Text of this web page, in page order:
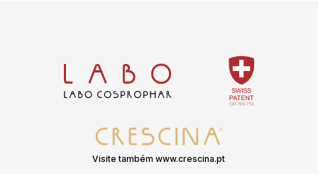
Visite também www.crescina.pt